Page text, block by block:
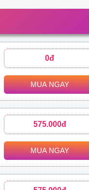
0đ
MUA NGAY
575.000đ
MUA NGAY